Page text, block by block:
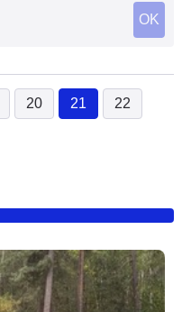
OK
20 21
(current)
22